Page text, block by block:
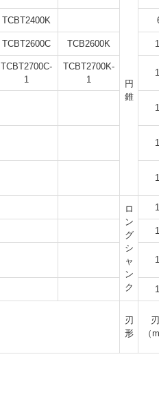
円
錐
TCBT2400K
TCBT2600C TCB2600K
TCBT2700C-
1
TCBT2700K-
1
ロ
ン
グ
シ
ャ
ン
ク
刃
形
（